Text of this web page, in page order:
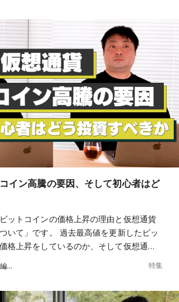
イン高騰の要因、そして初心者はど
ットコインの価格上昇の理由と仮想通貨
いて」です。 過去最高値を更新したビッ
格上昇をしているのか、そして仮想通…
あたらしい経済 編集部 特集